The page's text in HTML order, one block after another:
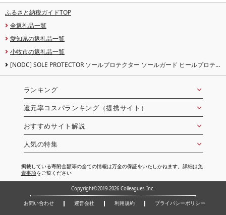
ふるさと納税ガイドTOP
全返礼品一覧
愛知県の返礼品一覧
小牧市の返礼品一覧
[NODC] SOLE PROTECTOR ソールプロテクター ソールガード ヒールプロテ
ランキング
還元率コスパランキング（提携サイト）
おすすめサイト解説
人気の特集
掲載している寄附金額等の全ての情報は万全の保証をいたしかねます。詳細は免
責事項をご覧ください
Copyright©2019-2026 Colleagues Inc.
お問い合わせ 運営会社 利用規約 プライバシーポリシー